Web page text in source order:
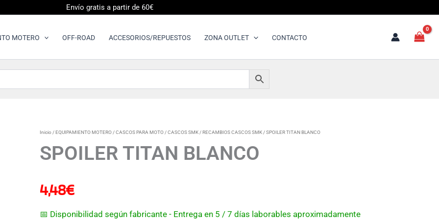
Envío gratis a partir de 60€
MOTERO OFF-ROAD ACCESORIOS/REPUESTOS ZONA OUTLET CONTACTO
Inicio/EQUIPAMIENTO MOTERO/CASCOS PARA MOTO/CASCOS SMK/RECAMBIOS CASCOS SMK/ SPOILER TITAN BLANCO
SPOILER TITAN BLANCO
4,48€
📅 Disponibilidad según fabricante - Entrega en 5 / 7 días laborables aproximadamente
SPOILER
BLANCO
cantidad